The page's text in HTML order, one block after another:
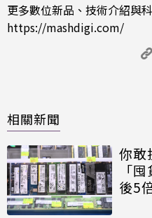
更多數位新品、技術介紹與
https://mashdigi.com/
相關新聞
你敢
「
後5